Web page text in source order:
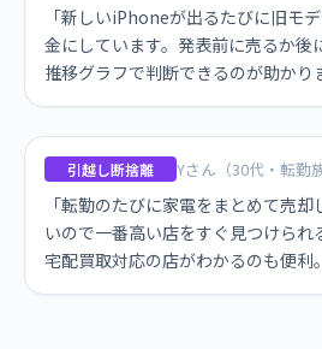
「新しいiPhoneが出るたびに旧モ
金にしています。発表前に売るか後
推移グラフで判断できるのが助かり
引越し断捨離 Yさん（30代・転勤族
「転勤のたびに家電をまとめて売
いので一番高い店をすぐ見つけられ
宅配買取対応の店がわかるのも便利